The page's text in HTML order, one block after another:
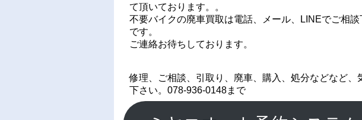
て頂いております。。
不要バイクの廃車買取は電話、メール、LINEでご相
です。
ご連絡お待ちしております。
修理、ご相談、引取り、廃車、購入、処分などなど
下さい。078-936-0148まで